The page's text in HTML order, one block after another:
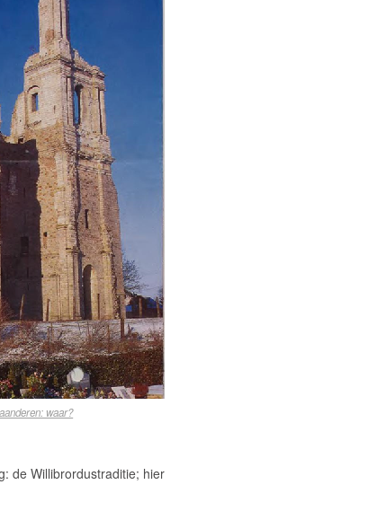
waar?
de Willibrordustraditie; hier